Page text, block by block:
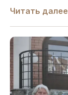
Читать далее